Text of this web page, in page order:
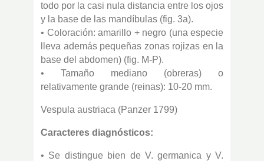
todo por la casi nula distancia entre los ojos
y la base de las mandíbulas (fig. 3a).
• Coloración: amarillo + negro (una especie
lleva además pequeñas zonas rojizas en la
base del abdomen) (fig. M-P).
• Tamaño mediano (obreras) o
relativamente grande (reinas): 10-20 mm.
Vespula austriaca (Panzer 1799)
Caracteres diagnósticos:
• Se distingue bien de V. germanica y V.